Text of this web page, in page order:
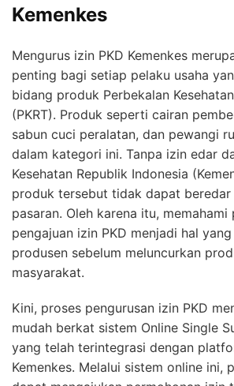
Kemenkes
Mengurus izin PKD Kemenkes
penting bagi setiap pelaku usaha
bidang produk Perbekalan
(PKRT). Produk seperti cairan
sabun cuci peralatan, dan pewangi
dalam kategori ini. Tanpa izin edar
Kesehatan Republik Indonesia
produk tersebut tidak dapat beredar
pasaran. Oleh karena itu, memahami
pengajuan izin PKD menjadi hal
produsen sebelum meluncurkan
masyarakat.
Kini, proses pengurusan izin PKD
mudah berkat sistem Online Single
yang telah terintegrasi dengan
Kemenkes. Melalui sistem online ini,